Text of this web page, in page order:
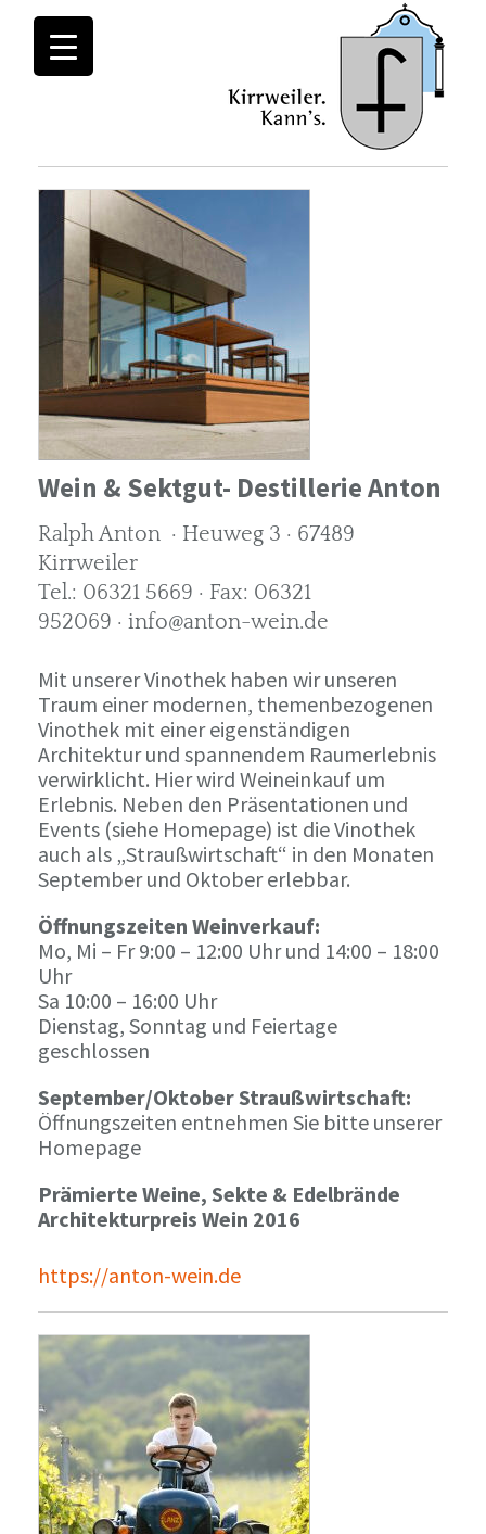
Wein & Sektgut- Destillerie Anton
Ralph Anton · Heuweg 3 · 67489
Kirrweiler
Tel.: 06321 5669 · Fax: 06321
952069 · info@anton-wein.de
Mit unserer Vinothek haben wir unseren
Traum einer modernen, themenbezogenen
Vinothek mit einer eigenständigen
Architektur und spannendem Raumerlebnis
verwirklicht. Hier wird Weineinkauf um
Erlebnis. Neben den Präsentationen und
Events (siehe Homepage) ist die Vinothek
auch als „Straußwirtschaft“ in den Monaten
September und Oktober erlebbar.
Öffnungszeiten Weinverkauf:
Mo, Mi – Fr 9:00 – 12:00 Uhr und 14:00 – 18:00
Uhr
Sa 10:00 – 16:00 Uhr
Dienstag, Sonntag und Feiertage
geschlossen
September/Oktober Straußwirtschaft:
Öffnungszeiten entnehmen Sie bitte unserer
Homepage
Prämierte Weine, Sekte & Edelbrände
Architekturpreis Wein 2016
https://anton-wein.de